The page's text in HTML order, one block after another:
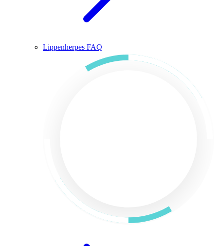
Lippenherpes FAQ